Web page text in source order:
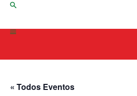
« Todos Eventos